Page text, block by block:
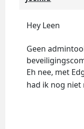
Hey Leen
Geen
Eh nee, met
had ik nog niet